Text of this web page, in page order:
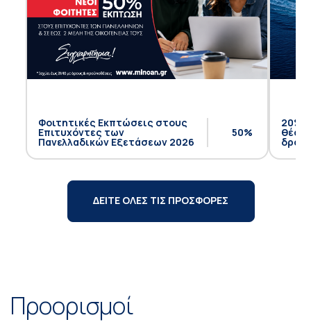
Φοιτητικές Εκπτώσεις στους
Επιτυχόντες των
Πανελλαδικών Εξετάσεων 2026
50%
20%
θέση
ΔΕΙΤΕ ΟΛΕΣ ΤΙΣ ΠΡΟΣΦΟΡΕΣ
Προορισμοί